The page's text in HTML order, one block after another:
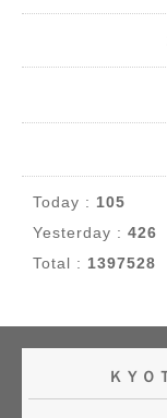
Today : 105
Yesterday : 426
Total : 1397528
ＫＹ